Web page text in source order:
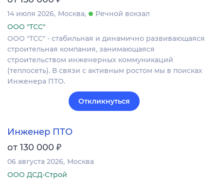
14 июля 2026 Москва
Речной вокзал
ООО "ТСС"
ООО "ТСС" - стабильная и динамично развивающаяся
строительная компания, занимающаяся
строительством инженерных коммуникаций
(теплосеть). В связи с активным ростом мы в поисках
Инженера ПТО.
Откликнуться
Инженер ПТО
от 130 000 ₽
06 августа 2026 Москва
ООО ДСД-Строй